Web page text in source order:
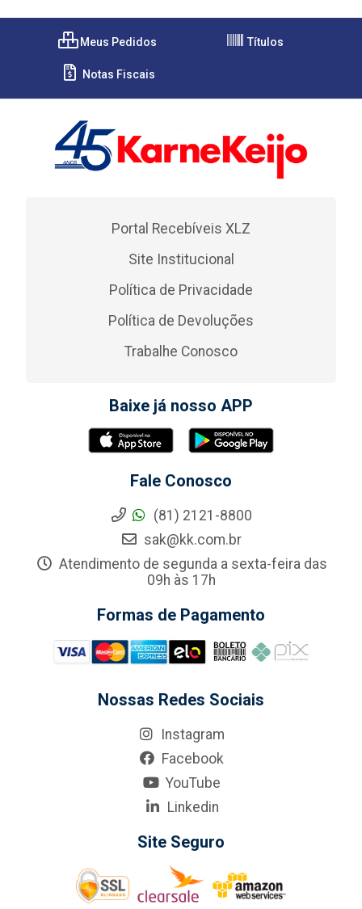
Meus Pedidos Títulos
Notas Fiscais
Portal Recebíveis XLZ
Site Institucional
Política de Privacidade
Política de Devoluções
Trabalhe Conosco
Baixe já nosso APP
Fale Conosco
(81) 2121-8800
sak@kk.com.br
Atendimento de segunda a sexta-feira das
09h às 17h
Formas de Pagamento
Nossas Redes Sociais
Instagram
Facebook
YouTube
Linkedin
Site Seguro